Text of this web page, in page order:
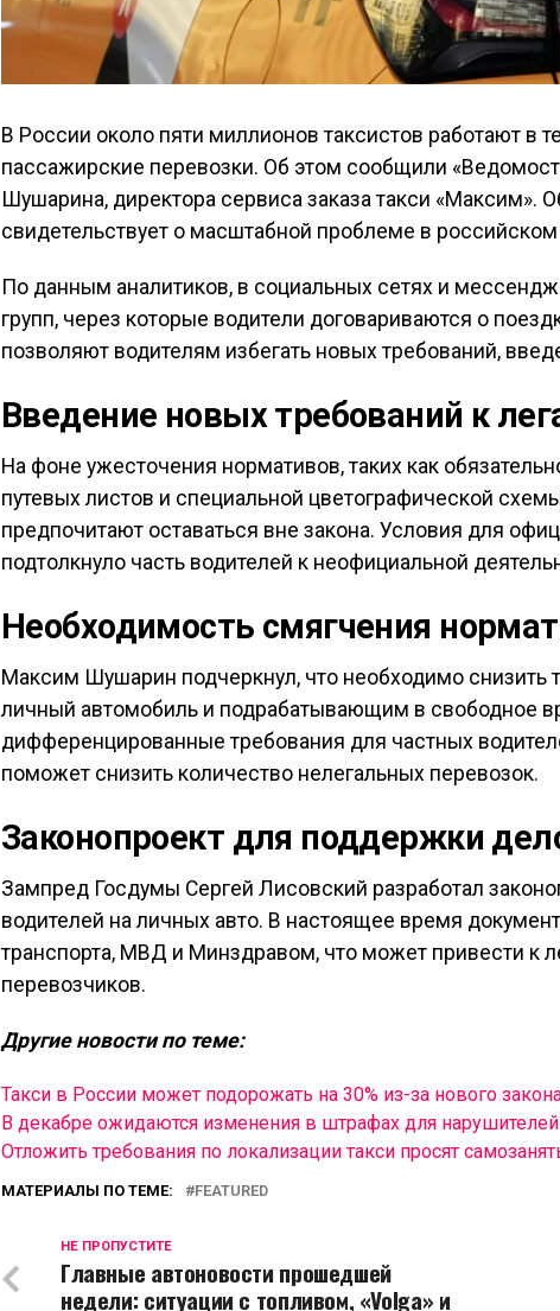
В России около пяти миллионов таксистов работают в
пассажирские перевозки. Об этом сообщили
Шушарина, директора сервиса заказа такси
свидетельствует о масштабной проблеме в российском
По данным аналитиков, в социальных сетях и
групп, через которые водители договариваются о
позволяют водителям избегать новых требований,
Введение новых требований к
На фоне ужесточения нормативов, таких как
путевых листов и специальной цветографической
предпочитают оставаться вне закона. Условия для
подтолкнуло часть водителей к неофициальной
Необходимость смягчения
Максим Шушарин подчеркнул, что необходимо снизить
личный автомобиль и подрабатывающим в свободное
дифференцированные требования для частных
поможет снизить количество нелегальных перевозок.
Законопроект для поддержки
Зампред Госдумы Сергей Лисовский разработал
водителей на личных авто. В настоящее время
транспорта, МВД и Минздравом, что может привести к
перевозчиков.
Другие новости по теме:
Такси в России может подорожать на 30% из-за нового
В декабре ожидаются изменения в штрафах для
Отложить требования по локализации такси просят
МАТЕРИАЛЫ ПО ТЕМЕ: FEATURED
НЕ ПРОПУСТИТЕ
Главные автоновости прошедшей
недели: ситуации с топливом, «Volga» и